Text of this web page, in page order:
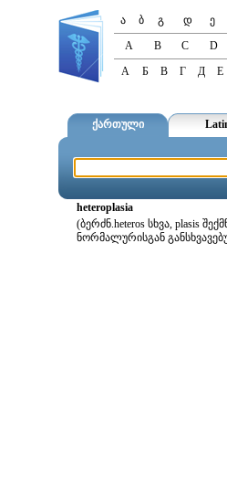
ა ბ გ დ ე
A
B C D
А
Б В Г Д Е
ქართული
heteroplasia
(ბერძნ.heteros სხვა, plasis
ნორმალურისგან